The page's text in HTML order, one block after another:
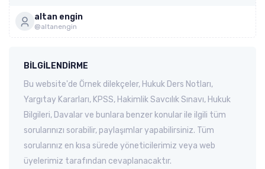
altan engin
@altanengin
BILGILENDIRME
Bu website'de Örnek dilekçeler, Hukuk Ders Notları,
Yargıtay Kararları, KPSS, Hakimlik Savcılık Sınavı, Hukuk
Bilgileri, Davalar ve bunlara benzer konular ile ilgili tüm
sorularınızı sorabilir, paylaşımlar yapabilirsiniz. Tüm
sorularınız en kısa sürede yöneticilerimiz veya web
üyelerimiz tarafından cevaplanacaktır.